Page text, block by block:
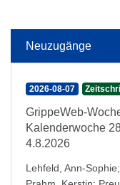
Neuzugänge
2026-08-07
GrippeWeb-
Kalenderwoche
4.8.2026
Lehfeld, Ann-Sophie;